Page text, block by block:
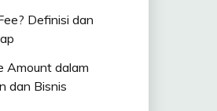
Definisi dan
Amount dalam
dan Bisnis